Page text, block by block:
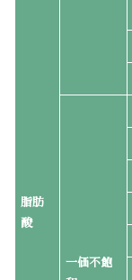
脂肪
酸
一価不飽